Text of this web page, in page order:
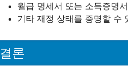
월급 명세서 또는 소득증명서
기타 재정 상태를 증명할 수
결론